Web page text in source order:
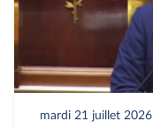
mardi 21 juillet 2026